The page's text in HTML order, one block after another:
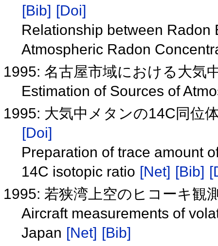
[Bib] [Doi]
Relationship between Radon
Atmospheric Radon
1995: 名古屋市域における大気
Estimation of Sources of
1995: 大気中メタンの14C同位
[Doi]
Preparation of trace amount
14C isotopic ratio [Net] [Bib]
1995: 若狭湾上空のヒコーキ観
Aircraft measurements of
Japan [Net] [Bib]